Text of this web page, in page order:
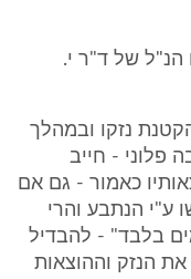
גם: בעמ' 274 לספרו הנ"ל של ד"ר י.
נזקו ובמהלך
פלוני - חייב
כאמור - גם אם
ע"י הנתבע והרי
בלבד" - להבדיל
הנזק וההוצאות